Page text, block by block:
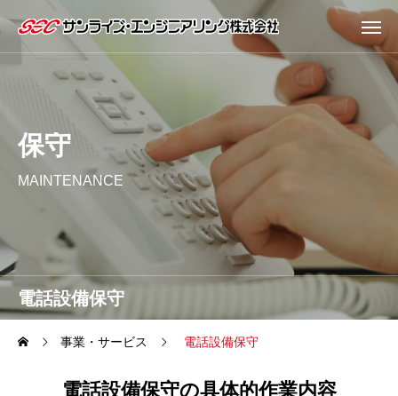
電話設備保守
保守
MAINTENANCE
事業・サービス 電話設備保守
電話設備保守の具体的作業内容